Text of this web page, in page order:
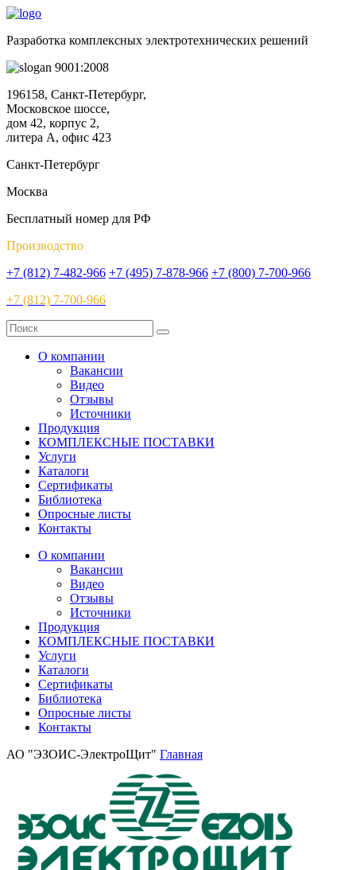
Разработка комплексных электротехнических решений
9001:2008
196158, Санкт-Петербург,
Московское шоссе,
дом 42, корпус 2,
литера А, офис 423
Санкт-Петербург
Москва
Бесплатный номер для РФ
Производство
+7 (812) 7-482-966 +7 (495) 7-878-966 +7 (800) 7-700-966
+7 (812) 7-700-966
О компании
Вакансии
Видео
Отзывы
Источники
Продукция
КОМПЛЕКСНЫЕ ПОСТАВКИ
Услуги
Каталоги
Сертификаты
Библиотека
Опросные листы
Контакты
О компании
Вакансии
Видео
Отзывы
Источники
Продукция
КОМПЛЕКСНЫЕ ПОСТАВКИ
Услуги
Каталоги
Сертификаты
Библиотека
Опросные листы
Контакты
АО "ЭЗОИС-ЭлектроЩит" Главная